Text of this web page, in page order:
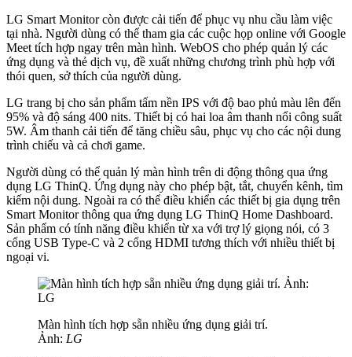
LG Smart Monitor còn được cải tiến để phục vụ nhu cầu làm việc
tại nhà. Người dùng có thể tham gia các cuộc họp online với Google
Meet tích hợp ngay trên màn hình. WebOS cho phép quản lý các
ứng dụng và thẻ dịch vụ, đề xuất những chương trình phù hợp với
thói quen, sở thích của người dùng.
LG trang bị cho sản phẩm tấm nền IPS với độ bao phủ màu lên đến
95% và độ sáng 400 nits. Thiết bị có hai loa âm thanh nổi công suất
5W. Âm thanh cải tiến để tăng chiều sâu, phục vụ cho các nội dung
trình chiếu và cả chơi game.
Người dùng có thể quản lý màn hình trên di động thông qua ứng
dụng LG ThinQ. Ứng dụng này cho phép bật, tắt, chuyển kênh, tìm
kiếm nội dung. Ngoài ra có thể điều khiển các thiết bị gia dụng trên
Smart Monitor thông qua ứng dụng LG ThinQ Home Dashboard.
Sản phẩm có tính năng điều khiển từ xa với trợ lý giọng nói, có 3
cổng USB Type-C và 2 cổng HDMI tương thích với nhiều thiết bị
ngoại vi.
Màn hình tích hợp sẵn nhiều ứng dụng giải trí.
Ảnh: LG